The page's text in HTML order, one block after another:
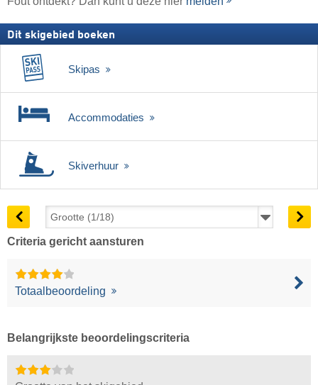
Dit skigebied boeken
Skipas
Accommodaties
Skiverhuur
Criteria gericht aansturen
Totaalbeoordeling
Belangrijkste beoordelingscriteria